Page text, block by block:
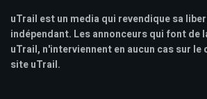
uTrail est un media qui revendique sa
indépendant. Les annonceurs qui font de
uTrail, n'interviennent en aucun cas sur
site uTrail.